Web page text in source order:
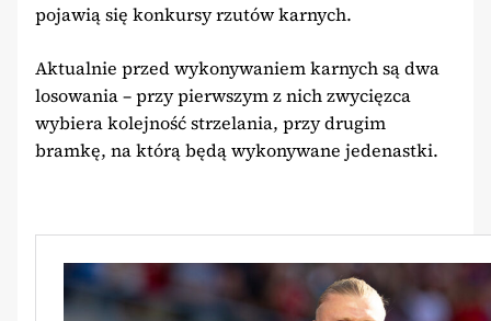
pojawią się konkursy rzutów karnych.
Aktualnie przed wykonywaniem karnych są dwa
losowania – przy pierwszym z nich zwycięzca
wybiera kolejność strzelania, przy drugim
bramkę, na którą będą wykonywane jedenastki.